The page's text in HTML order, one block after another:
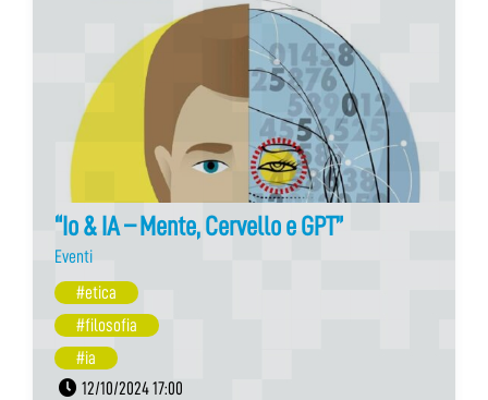
“Io & IA – Mente, Cervello e GPT”
Eventi
#etica
#filosofia
#ia
12/10/2024 17:00